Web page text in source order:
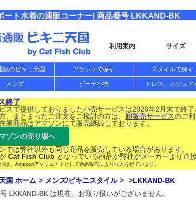
ート水着の通販コーナー| 商品番号 LKKAND-BK
利用案内 サイズ
販のビキニ天国 ブランドで探す スタイルで探す
メンズ ビーチ小物 ドレス、カジュア
終了
スで提供しておりました小売サービスは2026年2月末で終了
、まとまったご注文をご検討の方は、 卸販売サービスのご
庫商品はアマゾンにて販売継続しております。
ゾンの売り場へ
では弊社以外も同じ商品を販売している場合があります。
Cat Fish Club となっている商品が弊社がメーカーより直
は、Amazonアソシエイトとして適格販売により収入を得ています。
国 ホーム メンズ/ビキニスタイル
LKKAND-BK
LKKAND-BK は現在、お取り扱いがございません。